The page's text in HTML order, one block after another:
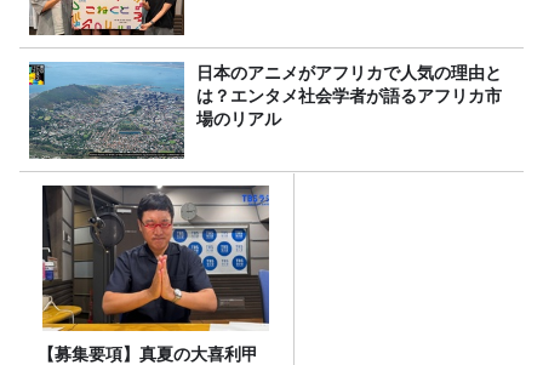
日本のアニメがアフリカで人気の理由と
は？エンタメ社会学者が語るアフリカ市
場のリアル
【募集要項】真夏の大喜利甲